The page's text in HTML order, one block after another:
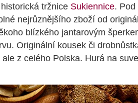
tržnice Sukiennice. Pod
nejrůznějšího zboží od
blízkého jantarovým
Originální kousek či
z celého Polska. Hurá na